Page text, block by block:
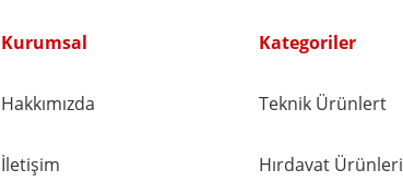
Kurumsal
Hakkımızda
İletişim
Kategoriler
Teknik Ürünlert
Hırdavat Ürünleri